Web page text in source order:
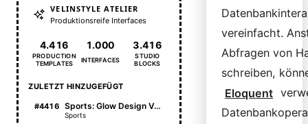
VELINSTYLE ATELIER
Produktionsreife Interfaces
4.416
PRODUCTION
TEMPLATES
1.000
INTERFACES
3.416
STUDIO
BLOCKS
ZULETZT HINZUGEFÜGT
#4416 Sports: Glow Design Vault
Sports
vereinfacht.
Abfragen von
schreiben,
Eloquent